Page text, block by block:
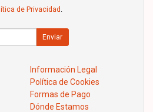
de Privacidad
Enviar
Información Legal
Política de Cookies
Formas de Pago
Dónde Estamos